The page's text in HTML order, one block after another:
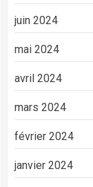
juin 2024
mai 2024
avril 2024
mars 2024
février 2024
janvier 2024